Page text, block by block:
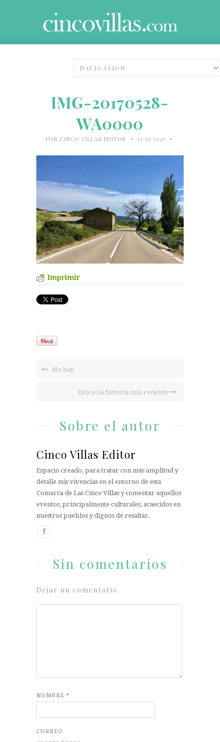
IMG-20170528-
WA0000
POR CINCO VILLAS EDITOR • 17/12/2017 •
Imprimir
No hay
Esta es la historia más reciente
Sobre el autor
Cinco Villas Editor
Espacio creado, para tratar con más amplitud y
detalle mis vivencias en el entorno de esta
Comarca de Las Cinco Villas y comentar aquellos
eventos, principalmente culturales, acaecidos en
nuestros pueblos y dignos de resaltar.
Sin comentarios
Dejar un comentario
NOMBRE *
CORREO